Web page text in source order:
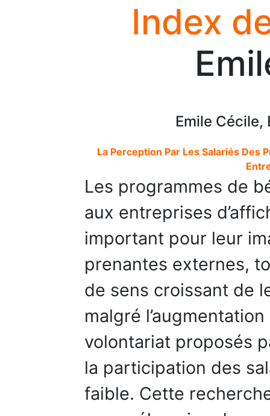
Index
Emile
La Perception Par Les Salariés Des
Les programmes de
aux entreprises
important pour leur
prenantes externes,
de sens croissant de
malgré
volontariat proposés
la participation des
faible. Cette